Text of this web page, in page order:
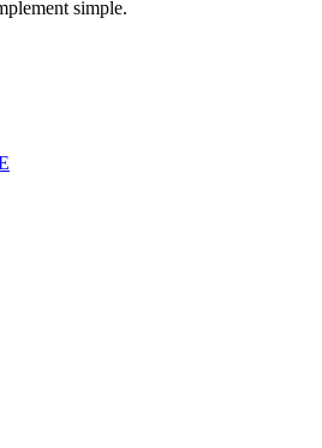
simple.